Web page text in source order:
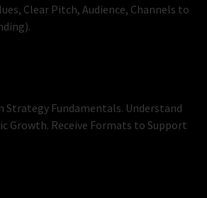
Clear Pitch, Audience, Channels to
Strategy Fundamentals. Understand
Growth. Receive Formats to Support